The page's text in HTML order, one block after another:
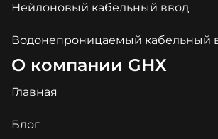
Нейлоновый кабельный ввод
Водонепроницаемый кабельный
О компании GHX
Главная
Блог